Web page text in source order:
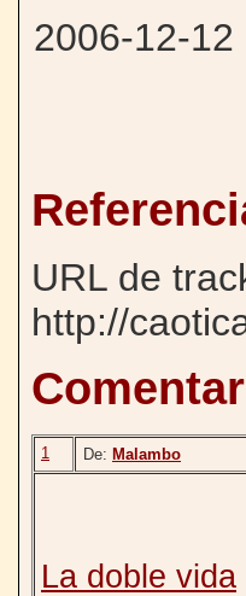
2006-12-
URL de
http://
1 De: Malambo
La doble vida